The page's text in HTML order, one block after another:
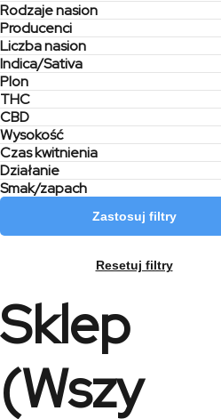
Rodzaje nasion
Producenci
Liczba nasion
Indica/Sativa
Plon
THC
CBD
Wysokość
Czas kwitnienia
Działanie
Smak/zapach
Zastosuj filtry
Resetuj filtry
Sklep
(Wszy